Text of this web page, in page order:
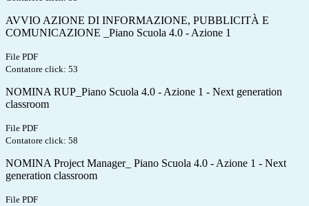
AVVIO AZIONE DI INFORMAZIONE, PUBBLICITÀ E
COMUNICAZIONE _Piano Scuola 4.0 - Azione 1
File PDF
Contatore click: 53
NOMINA RUP_Piano Scuola 4.0 - Azione 1 - Next generation
classroom
File PDF
Contatore click: 58
NOMINA Project Manager_ Piano Scuola 4.0 - Azione 1 - Next
generation classroom
File PDF